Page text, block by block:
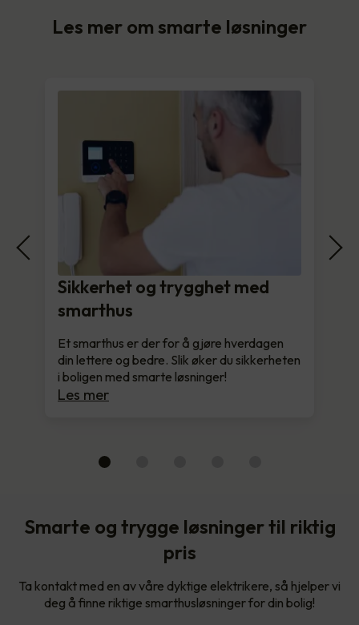
Les mer om smarte løsninger
Sikkerhet og trygghet med
smarthus
Et smarthus er der for å gjøre hverdagen
din lettere og bedre. Slik øker du sikkerheten
i boligen med smarte løsninger!
Les mer
Smarte og trygge løsninger til riktig
pris
Ta kontakt med en av våre dyktige elektrikere, så hjelper vi
deg å finne riktige smarthusløsninger for din bolig!